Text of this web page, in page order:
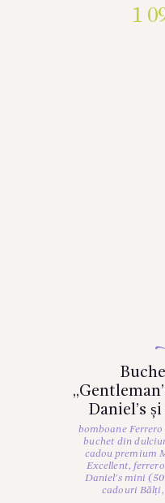
1
Daniel’s
bomboane Ferrero
buchet din
cadou premium
Excellent,
Daniel's mini
cadouri Bălți,